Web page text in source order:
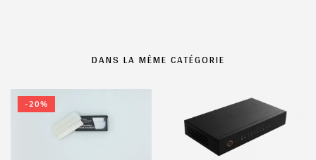
DANS LA MÊME CATÉGORIE
-20%